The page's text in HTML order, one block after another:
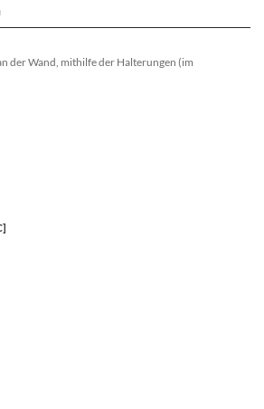
der Wand, mithilfe der Halterungen (im